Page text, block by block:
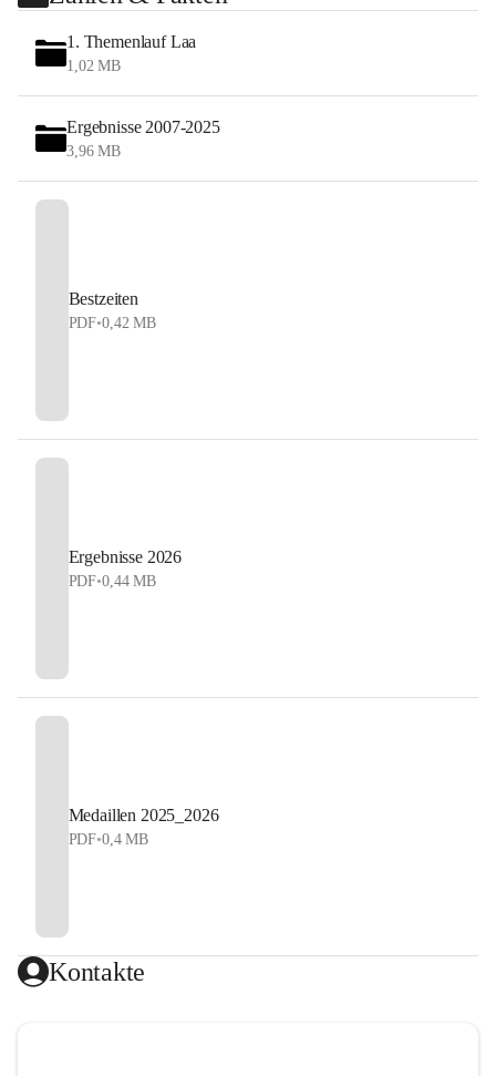
1. Themenlauf Laa
1,02 MB
Ergebnisse 2007-2025
3,96 MB
Bestzeiten
PDF•0,42 MB
Ergebnisse 2026
PDF•0,44 MB
Medaillen 2025_2026
PDF•0,4 MB
Kontakte